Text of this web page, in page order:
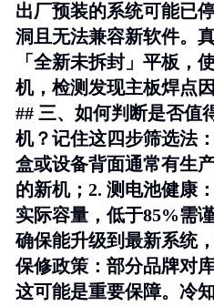
出厂预装的系统可能已
洞且无法兼容新软件。
「全新未拆封」平板，
机，检测发现主板焊点
## 三、如何判断是否值
机？记住这四步筛选法
盒或设备背面通常有生
的新机；2. 测电池健康
实际容量，低于85%需
确保能升级到最新系统
保修政策 ：部分品牌对
这可能是重要保障。 冷